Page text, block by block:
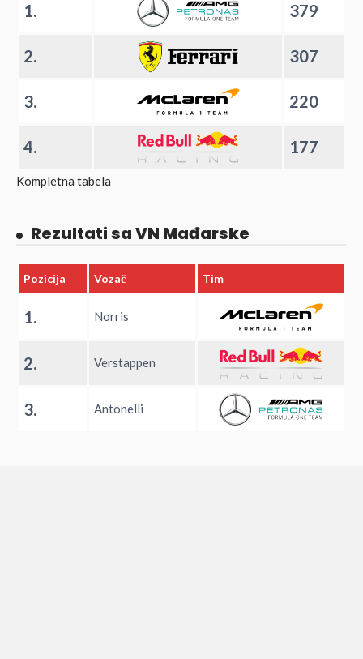
1. 379
2. 307
3. 220
4. 177
Kompletna tabela
Rezultati sa VN Mađarske
Pozicija Vozač Tim
1. Norris
2. Verstappen
3. Antonelli